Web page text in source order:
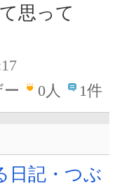
思って
0人 1件
日記・つぶ